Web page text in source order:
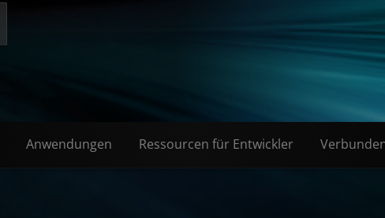
Anwendungen Ressourcen für Entwickler